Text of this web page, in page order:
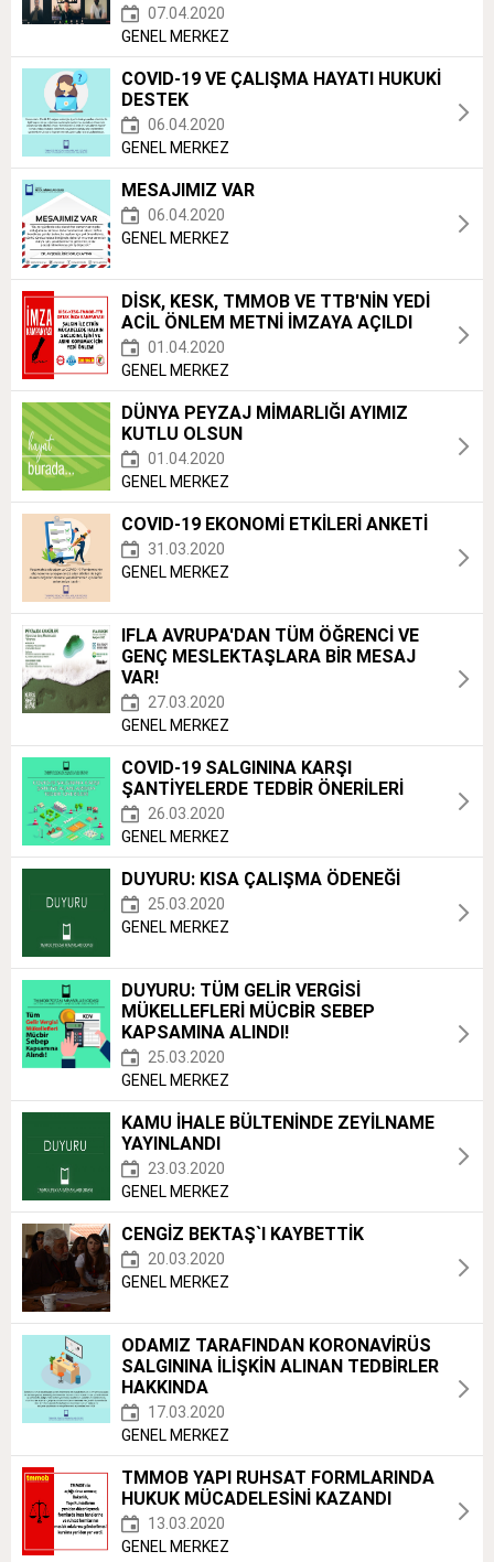
07.04.2020
GENEL MERKEZ
COVID-19 VE ÇALIŞMA HAYATI HUKUKİ
DESTEK
06.04.2020
GENEL MERKEZ
MESAJIMIZ VAR
06.04.2020
GENEL MERKEZ
DİSK, KESK, TMMOB VE TTB'NİN YEDİ
ACİL ÖNLEM METNİ İMZAYA AÇILDI
01.04.2020
GENEL MERKEZ
DÜNYA PEYZAJ MİMARLIĞI AYIMIZ
KUTLU OLSUN
01.04.2020
GENEL MERKEZ
COVID-19 EKONOMİ ETKİLERİ ANKETİ
31.03.2020
GENEL MERKEZ
IFLA AVRUPA'DAN TÜM ÖĞRENCİ VE
GENÇ MESLEKTAŞLARA BİR MESAJ
VAR!
27.03.2020
GENEL MERKEZ
COVID-19 SALGININA KARŞI
ŞANTİYELERDE TEDBİR ÖNERİLERİ
26.03.2020
GENEL MERKEZ
DUYURU: KISA ÇALIŞMA ÖDENEĞİ
25.03.2020
GENEL MERKEZ
DUYURU: TÜM GELİR VERGİSİ
MÜKELLEFLERİ MÜCBİR SEBEP
KAPSAMINA ALINDI!
25.03.2020
GENEL MERKEZ
KAMU İHALE BÜLTENİNDE ZEYİLNAME
YAYINLANDI
23.03.2020
GENEL MERKEZ
CENGİZ BEKTAŞ`I KAYBETTİK
20.03.2020
GENEL MERKEZ
ODAMIZ TARAFINDAN KORONAVİRÜS
SALGININA İLİŞKİN ALINAN TEDBİRLER
HAKKINDA
17.03.2020
GENEL MERKEZ
TMMOB YAPI RUHSAT FORMLARINDA
HUKUK MÜCADELESİNİ KAZANDI
13.03.2020
GENEL MERKEZ